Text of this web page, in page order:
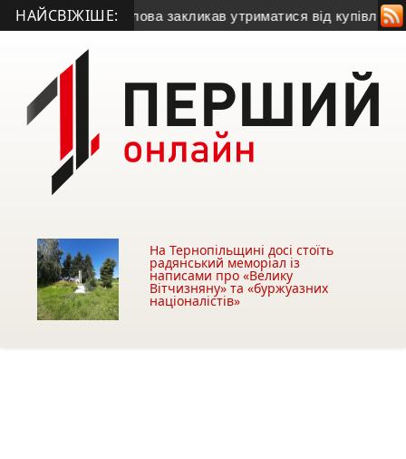
НАЙСВІЖІШЕ:
• Міський голова закликав утриматися від купівлі будівлі
На Тернопільщині досі стоїть
радянський меморіал із
написами про «Велику
Вітчизняну» та «буржуазних
націоналістів»